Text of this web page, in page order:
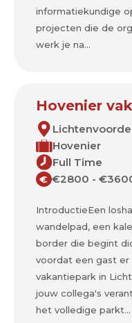
informatiekundige
projecten die de
werk je na...
Hovenier
Lichtenvoorde
Hovenier
Full Time
€ €2800 -
IntroductieEen
wandelpad, een
border die begint
voordat een gast er
vakantiepark in
jouw collega's
het volledige parkt...